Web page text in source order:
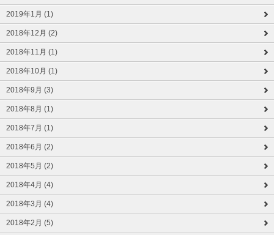
2019年1月 (1)
2018年12月 (2)
2018年11月 (1)
2018年10月 (1)
2018年9月 (3)
2018年8月 (1)
2018年7月 (1)
2018年6月 (2)
2018年5月 (2)
2018年4月 (4)
2018年3月 (4)
2018年2月 (5)